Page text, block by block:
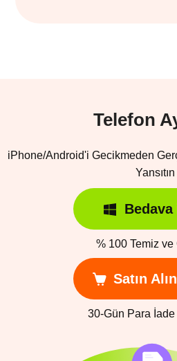
Telefon
iPhone/Android'i Gecikmeden
Yansıtın
% 100 Temiz ve
Satın Alın
30-Gün Para